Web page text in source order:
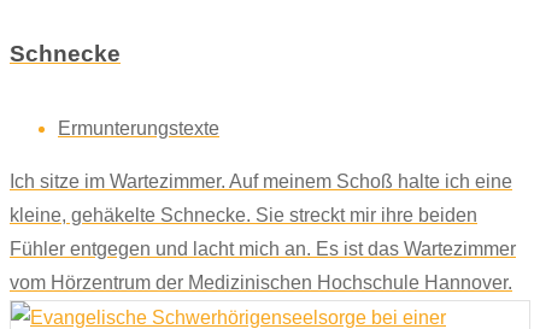
Schnecke
Ermunterungstexte
Ich sitze im Wartezimmer. Auf meinem Schoß halte ich eine
kleine, gehäkelte Schnecke. Sie streckt mir ihre beiden
Fühler entgegen und lacht mich an. Es ist das Wartezimmer
vom Hörzentrum der Medizinischen Hochschule Hannover.